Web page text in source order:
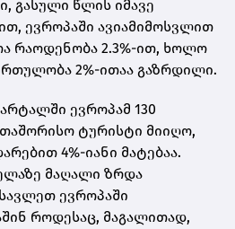
გასული წლის იმავე
ევროპაში ავიამიმოსვლით
რაოდენობა 2.3%-ით, ხოლო
2%-ითაა გაზრდილი.
ევროპამ 130
ტურისტი მიიღო,
4%-იანი მატებაა.
მაღალი ზრდა
ევროპაში
როდესაც, მაგალითად,